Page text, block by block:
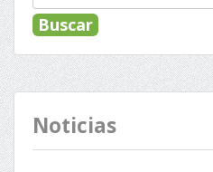
Noticias